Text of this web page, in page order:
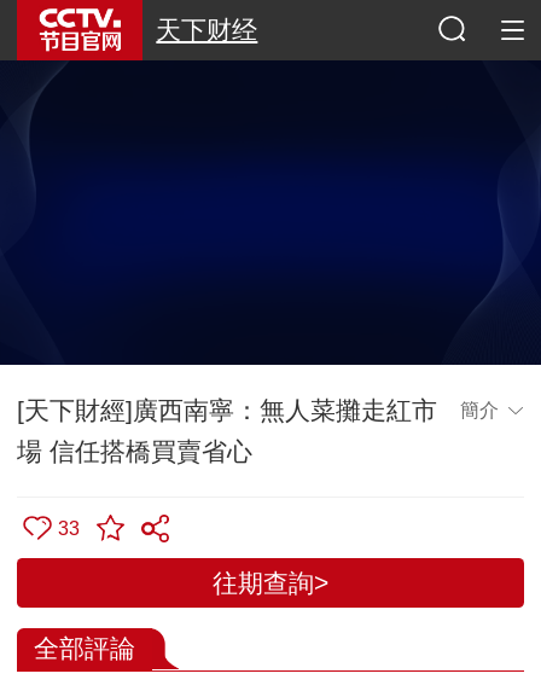
天下财经
[天下財經]廣西南寧：無人菜攤走紅市
場 信任搭橋買賣省心
簡介
33
往期查詢>
全部評論